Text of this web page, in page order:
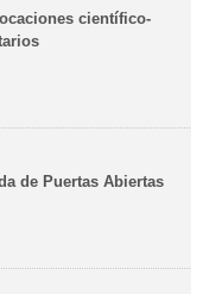
científico-
de Puertas Abiertas